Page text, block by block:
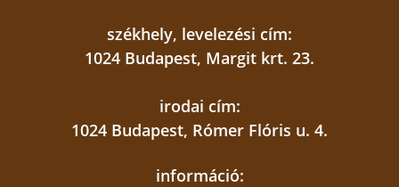
székhely, levelezési cím:
1024 Budapest, Margit krt. 23.
irodai cím:
1024 Budapest, Rómer Flóris u. 4.
információ: